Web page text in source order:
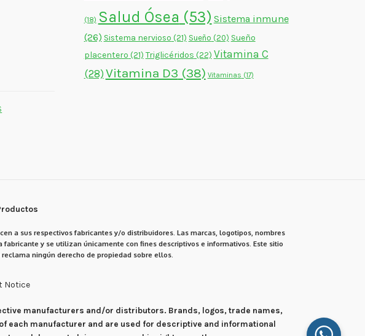
(18) Salud Ósea (53) Sistema inmune
(26) Sistema nervioso (21) Sueño (20) Sueño
placentero (21) Triglicéridos (22) Vitamina C
(28) Vitamina D3 (38) Vitaminas (17)
a sus respectivos fabricantes y/o distribuidores. Las marcas, logotipos, nombres
y se utilizan únicamente con fines descriptivos e informativos. Este sitio
ningún derecho de propiedad sobre ellos.
Notice
manufacturers and/or distributors. Brands, logos, trade names,
each manufacturer and are used for descriptive and informational